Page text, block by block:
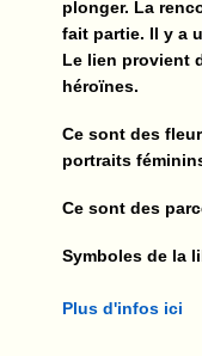
plonger. La
fait partie. Il y a
Le lien provient
héroïnes.
Ce sont des
portraits
Ce sont des
Symboles de la
Plus d'infos ici